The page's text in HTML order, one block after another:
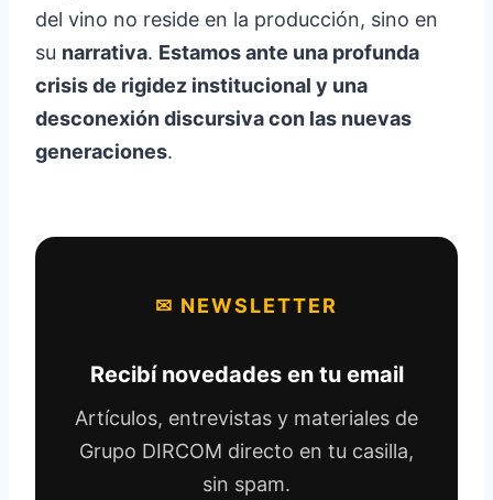
del vino no reside en la producción, sino en
su narrativa. Estamos ante una profunda
crisis de rigidez institucional y una
desconexión discursiva con las nuevas
generaciones.
✉ NEWSLETTER
Recibí novedades en tu email
Artículos, entrevistas y materiales de
Grupo DIRCOM directo en tu casilla,
sin spam.